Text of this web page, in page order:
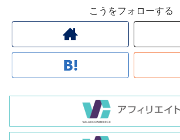
こうをフォローする